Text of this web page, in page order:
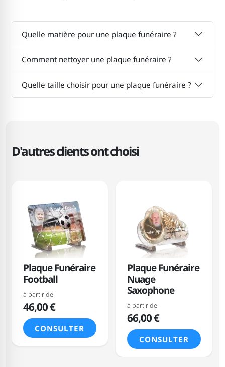
Quelle matière pour une plaque funéraire ?
Comment nettoyer une plaque funéraire ?
Quelle taille choisir pour une plaque funéraire ?
D'autres clients ont choisi
Plaque Funéraire
Football
à partir de
46,00 €
CONSULTER
Plaque Funéraire
Nuage
Saxophone
à partir de
66,00 €
CONSULTER